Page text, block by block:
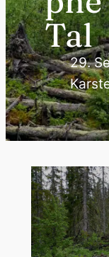
Tal
29.